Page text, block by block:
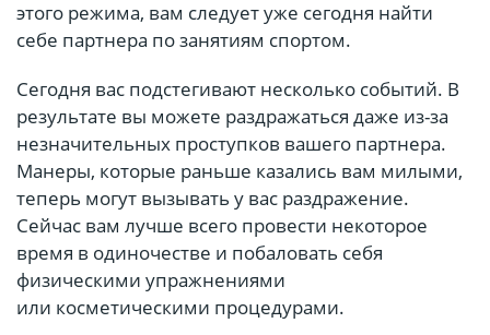
этого режима, вам следует уже сегодня найти
себе партнера по занятиям спортом.
Сегодня вас подстегивают несколько событий. В
результате вы можете раздражаться даже из-за
незначительных проступков вашего партнера.
Манеры, которые раньше казались вам милыми,
теперь могут вызывать у вас раздражение.
Сейчас вам лучше всего провести некоторое
время в одиночестве и побаловать себя
физическими упражнениями
или косметическими процедурами.